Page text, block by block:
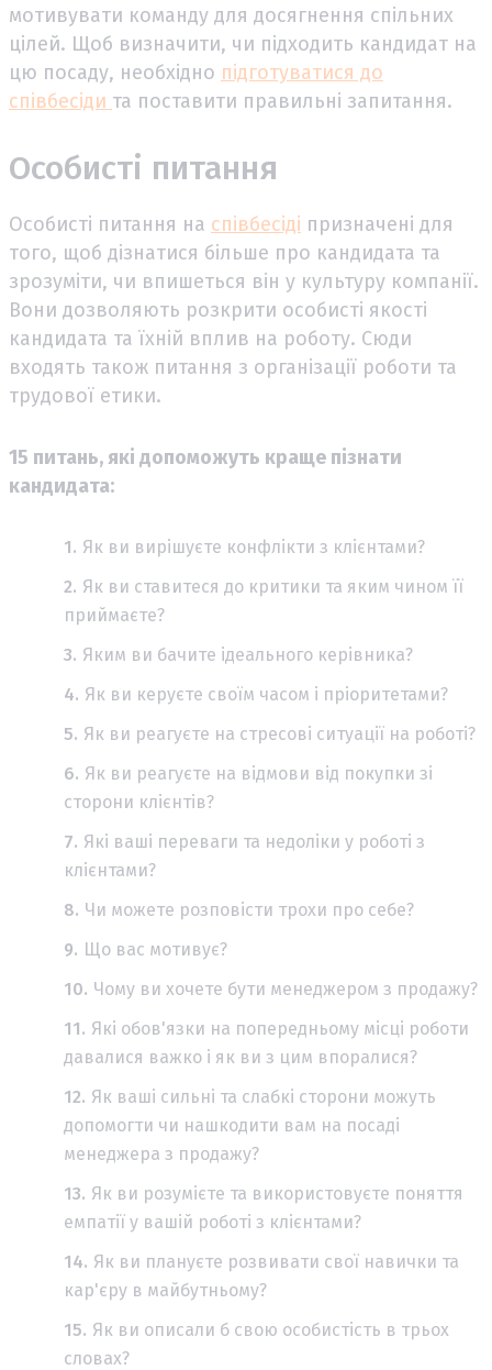
мотивувати команду для досягнення спільних
цілей. Щоб визначити, чи підходить кандидат на
цю посаду, необхідно підготуватися до
співбесіди та поставити правильні запитання.
Особисті питання
Особисті питання на співбесіді призначені для
того, щоб дізнатися більше про кандидата та
зрозуміти, чи впишеться він у культуру компанії.
Вони дозволяють розкрити особисті якості
кандидата та їхній вплив на роботу. Сюди
входять також питання з організації роботи та
трудової етики.
15 питань, які допоможуть краще пізнати
кандидата:
Як ви вирішуєте конфлікти з клієнтами?
Як ви ставитеся до критики та яким чином її
приймаєте?
Яким ви бачите ідеального керівника?
Як ви керуєте своїм часом і пріоритетами?
Як ви реагуєте на стресові ситуації на роботі?
Як ви реагуєте на відмови від покупки зі
сторони клієнтів?
Які ваші переваги та недоліки у роботі з
клієнтами?
Чи можете розповісти трохи про себе?
Що вас мотивує?
Чому ви хочете бути менеджером з продажу?
Які обов'язки на попередньому місці роботи
давалися важко і як ви з цим впоралися?
Як ваші сильні та слабкі сторони можуть
допомогти чи нашкодити вам на посаді
менеджера з продажу?
Як ви розумієте та використовуєте поняття
емпатії у вашій роботі з клієнтами?
Як ви плануєте розвивати свої навички та
кар'єру в майбутньому?
Як ви описали б свою особистість в трьох
словах?